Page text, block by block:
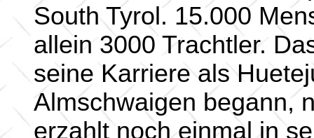
South Tyrol. 15.000
allein 3000 Trachtler.
seine Karriere als
Almschwaigen begann,
erzahlt noch einmal in